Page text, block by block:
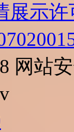
展示许
网站